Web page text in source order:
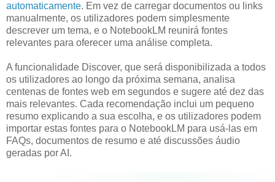
automaticamente. Em vez de carregar documentos ou links
manualmente, os utilizadores podem simplesmente
descrever um tema, e o NotebookLM reunirá fontes
relevantes para oferecer uma análise completa.
A funcionalidade Discover, que será disponibilizada a todos
os utilizadores ao longo da próxima semana, analisa
centenas de fontes web em segundos e sugere até dez das
mais relevantes. Cada recomendação inclui um pequeno
resumo explicando a sua escolha, e os utilizadores podem
importar estas fontes para o NotebookLM para usá-las em
FAQs, documentos de resumo e até discussões áudio
geradas por AI.